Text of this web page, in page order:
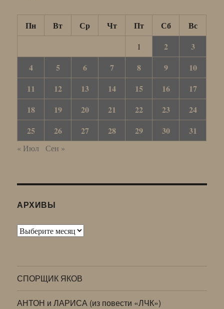
Пн Вт Ср Чт Пт Сб Вс
1 2
3
4
5 6 7 8 9
10
11
12 13 14 15 16
17
18
19 20 21 22 23
24
25
26 27 28 29 30 31
« Июл Сен »
АРХИВЫ
Архивы
СПОРЩИК ЯКОВ
АНТОН и ЛАРИСА (из повести «ЛЧК»)